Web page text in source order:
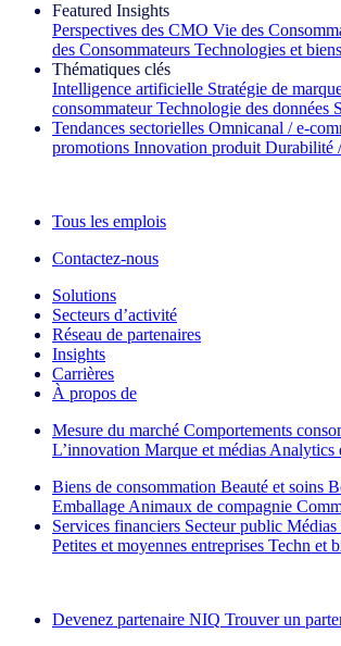
Featured Insights
Perspectives des CMO Vie des
des Consommateurs Technologies et
Thématiques clés
Intelligence artificielle Stratégie de
consommateur Technologie des données
Tendances sectorielles Omnicanal /
promotions Innovation produit Durabilité
Tous les emplois
Contactez-nous
Solutions
Secteurs d’activité
Réseau de partenaires
Insights
Carrières
À propos de
Mesure du marché Comportements
L’innovation Marque et médias Analytics
Biens de consommation Beauté et soins
Emballage Animaux de compagnie
Services financiers Secteur public Médias
Petites et moyennes entreprises Techn et
Devenez partenaire NIQ Trouver un